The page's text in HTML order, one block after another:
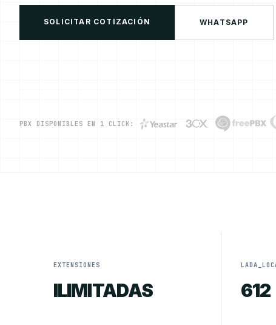
SOLICITAR COTIZACIÓN WHATSAPP
PBX DISPONIBLES EN 1 CLICK:
EXTENSIONES
ILIMITADAS 612